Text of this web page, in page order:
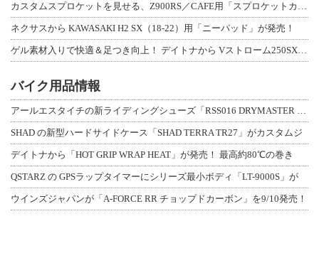
カスタムスプロケットを見せる、Z900RS／CAFE用「スプロケットカバーフルキ
ネクサスから KAWASAKI H2 SX（18-22）用「ニーパッド」が発売！
ゲル素材入りで快適＆足つき向上！ デイトナから Vストローム250SX用「快適ロ
バイク用品情報
アールエスタイチの新ライディングシューズ「RSS016 DRYMASTER スト
SHAD の新型ハードサイドケース「SHAD TERRA TR27」がカスタムジ
デイトナから「HOT GRIP WRAP HEAT」が発売！ 最高約80℃の巻き
QSTARZ の GPSラップタイマーにシリーズ最小ボディ「LT-9000S」が
ウインズジャパンが「A-FORCE RR チョップドカーボン」を9/10発売！